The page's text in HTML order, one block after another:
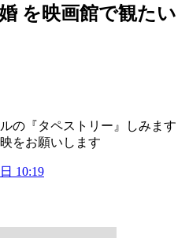
を映画館で観たい
の『タペストリー』しみます
をお願いします
10:19